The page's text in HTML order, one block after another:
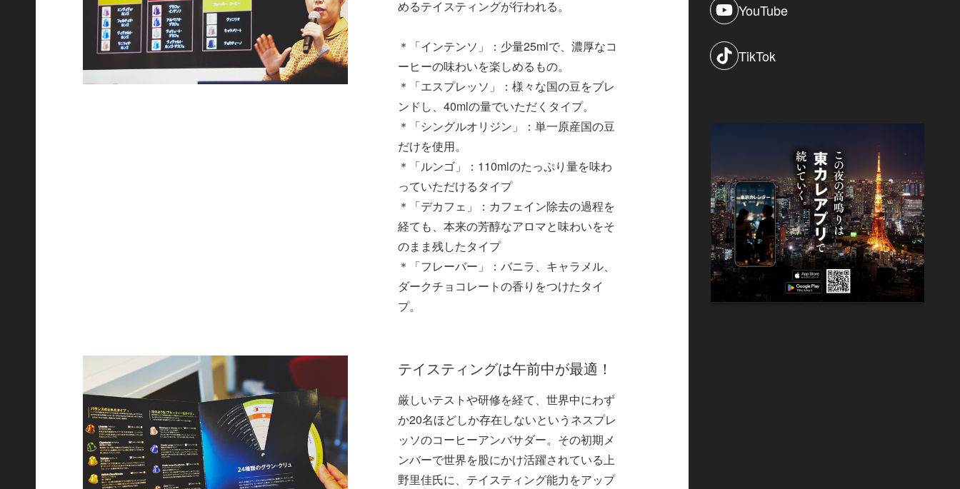
めるテイスティングが行われる。
＊「インテンソ」：少量25mlで、濃厚なコ
ーヒーの味わいを楽しめるもの。
＊「エスプレッソ」：様々な国の豆をブレ
ンドし、40mlの量でいただくタイプ。
＊「シングルオリジン」：単一原産国の豆
だけを使用。
＊「ルンゴ」：110mlのたっぷり量を味わ
っていただけるタイプ
＊「デカフェ」：カフェイン除去の過程を
経ても、本来の芳醇なアロマと味わいをそ
のまま残したタイプ
＊「フレーバー」：バニラ、キャラメル、
ダークチョコレートの香りをつけたタイ
プ。
テイスティングは午前中が最適！
厳しいテストや研修を経て、世界中にわず
か20名ほどしか存在しないというネスプレ
ッソのコーヒーアンバサダー。その初期メ
ンバーで世界を股にかけ活躍されている上
野里佳氏に、テイスティング能力をアップ
YouTube
TikTok